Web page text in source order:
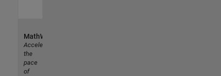
MathWorks
Accelerating
the
pace
of